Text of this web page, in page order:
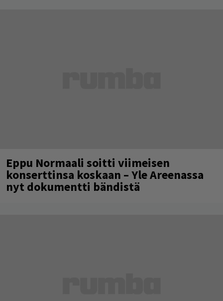
Eppu Normaali soitti viimeisen
konserttinsa koskaan – Yle Areenassa
nyt dokumentti bändistä